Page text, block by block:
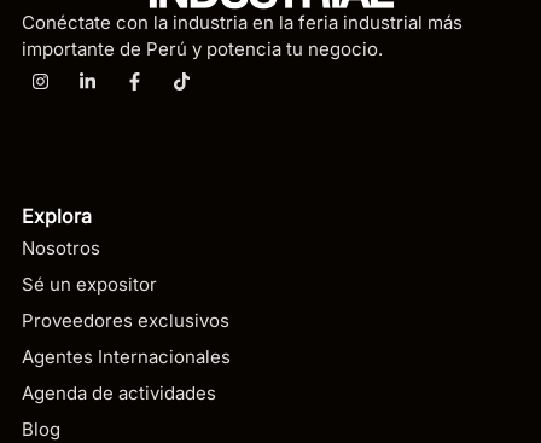
Conéctate con la industria en la feria industrial más
importante de Perú y potencia tu negocio.
Explora
Nosotros
Sé un expositor
Proveedores exclusivos
Agentes Internacionales
Agenda de actividades
Blog